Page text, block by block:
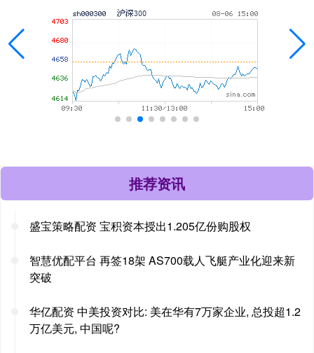
推荐资讯
盛宝策略配资 宝积资本授出1.205亿份购股权
智慧优配平台 再签18架 AS700载人飞艇产业化迎来新
突破
华亿配资 中美投资对比: 美在华有7万家企业, 总投超1.2
万亿美元, 中国呢?